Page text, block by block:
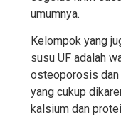
umumnya.
Kelompok yang
susu UF adalah
osteoporosis dan
yang cukup
kalsium dan